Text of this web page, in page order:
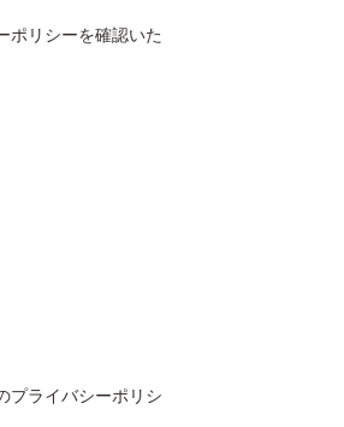
ポリシーを確認いた
プライバシーポリシ